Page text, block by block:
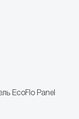
EcoFlo Panel